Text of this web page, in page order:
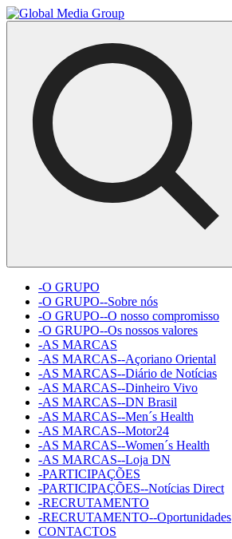
-O GRUPO
-O GRUPO--Sobre nós
-O GRUPO--O nosso compromisso
-O GRUPO--Os nossos valores
-AS MARCAS
-AS MARCAS--Açoriano Oriental
-AS MARCAS--Diário de Notícias
-AS MARCAS--Dinheiro Vivo
-AS MARCAS--DN Brasil
-AS MARCAS--Men´s Health
-AS MARCAS--Motor24
-AS MARCAS--Women´s Health
-AS MARCAS--Loja DN
-PARTICIPAÇÕES
-PARTICIPAÇÕES--Notícias Direct
-RECRUTAMENTO
-RECRUTAMENTO--Oportunidades
CONTACTOS